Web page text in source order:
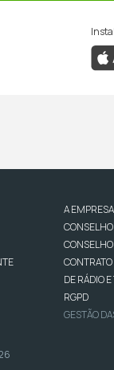
A EMPRESA
DE RÁDIO
RGPD
GESTÃO